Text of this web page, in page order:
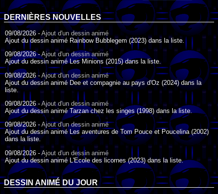
DERNIÈRES NOUVELLES
09/08/2026 - Ajout d'un dessin animé
Ajout du dessin animé Rainbow Bubblegem (2023) dans la liste.
09/08/2026 -Ajout d'un dessin animé
Ajout du dessin animé Les Minions (2015) dans la liste.
09/08/2026 - Ajout d'un dessin animé
Ajout du dessin animé Dee et compagnie au pays d'Oz (2024) dans la
liste.
09/08/2026 -Ajout d'un dessin animé
Ajout du dessin animé Tarzan chez les singes (1998) dans la liste.
09/08/2026 - Ajout d'un dessin animé
Ajout du dessin animé Les aventures de Tom Pouce et Poucelina (2002)
dans la liste.
09/08/2026 - Ajout d'un dessin animé
Ajout du dessin animé L'Ecole des licornes (2023) dans la liste.
09/08/2026 -
Ajout d'un dessin animé
Ajout du dessin animé Wonder Choux ! (2006) dans la liste.
DESSIN ANIMÉ DU JOUR